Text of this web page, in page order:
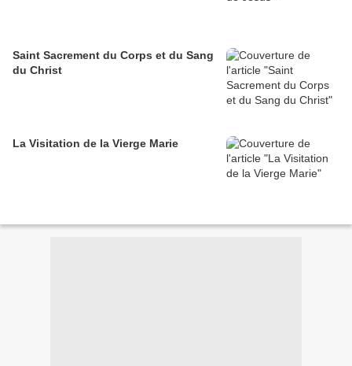
Saint Sacrement du Corps et du Sang
du Christ
La Visitation de la Vierge Marie